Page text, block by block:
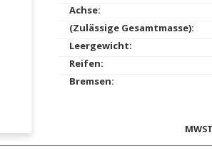
Achse:
(Zulässige Gesamtmasse):
Leergewicht:
Reifen:
Bremsen: